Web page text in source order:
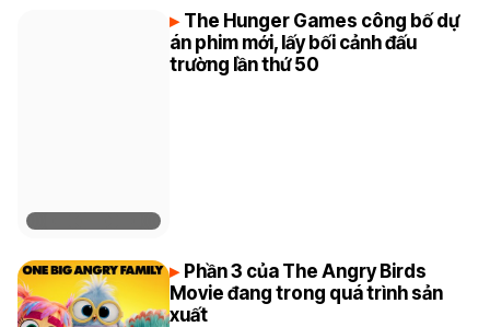
The Hunger Games công bố dự
án phim mới, lấy bối cảnh đấu
trường lần thứ 50
Phần 3 của The Angry Birds
Movie đang trong quá trình sản
xuất